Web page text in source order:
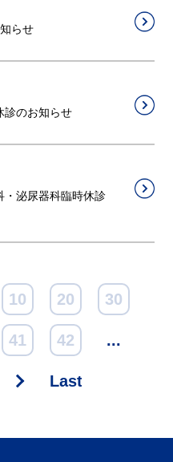
らせ
診のお知らせ
泌尿器科臨時休診
10 20 30
41 42 ...
Last »